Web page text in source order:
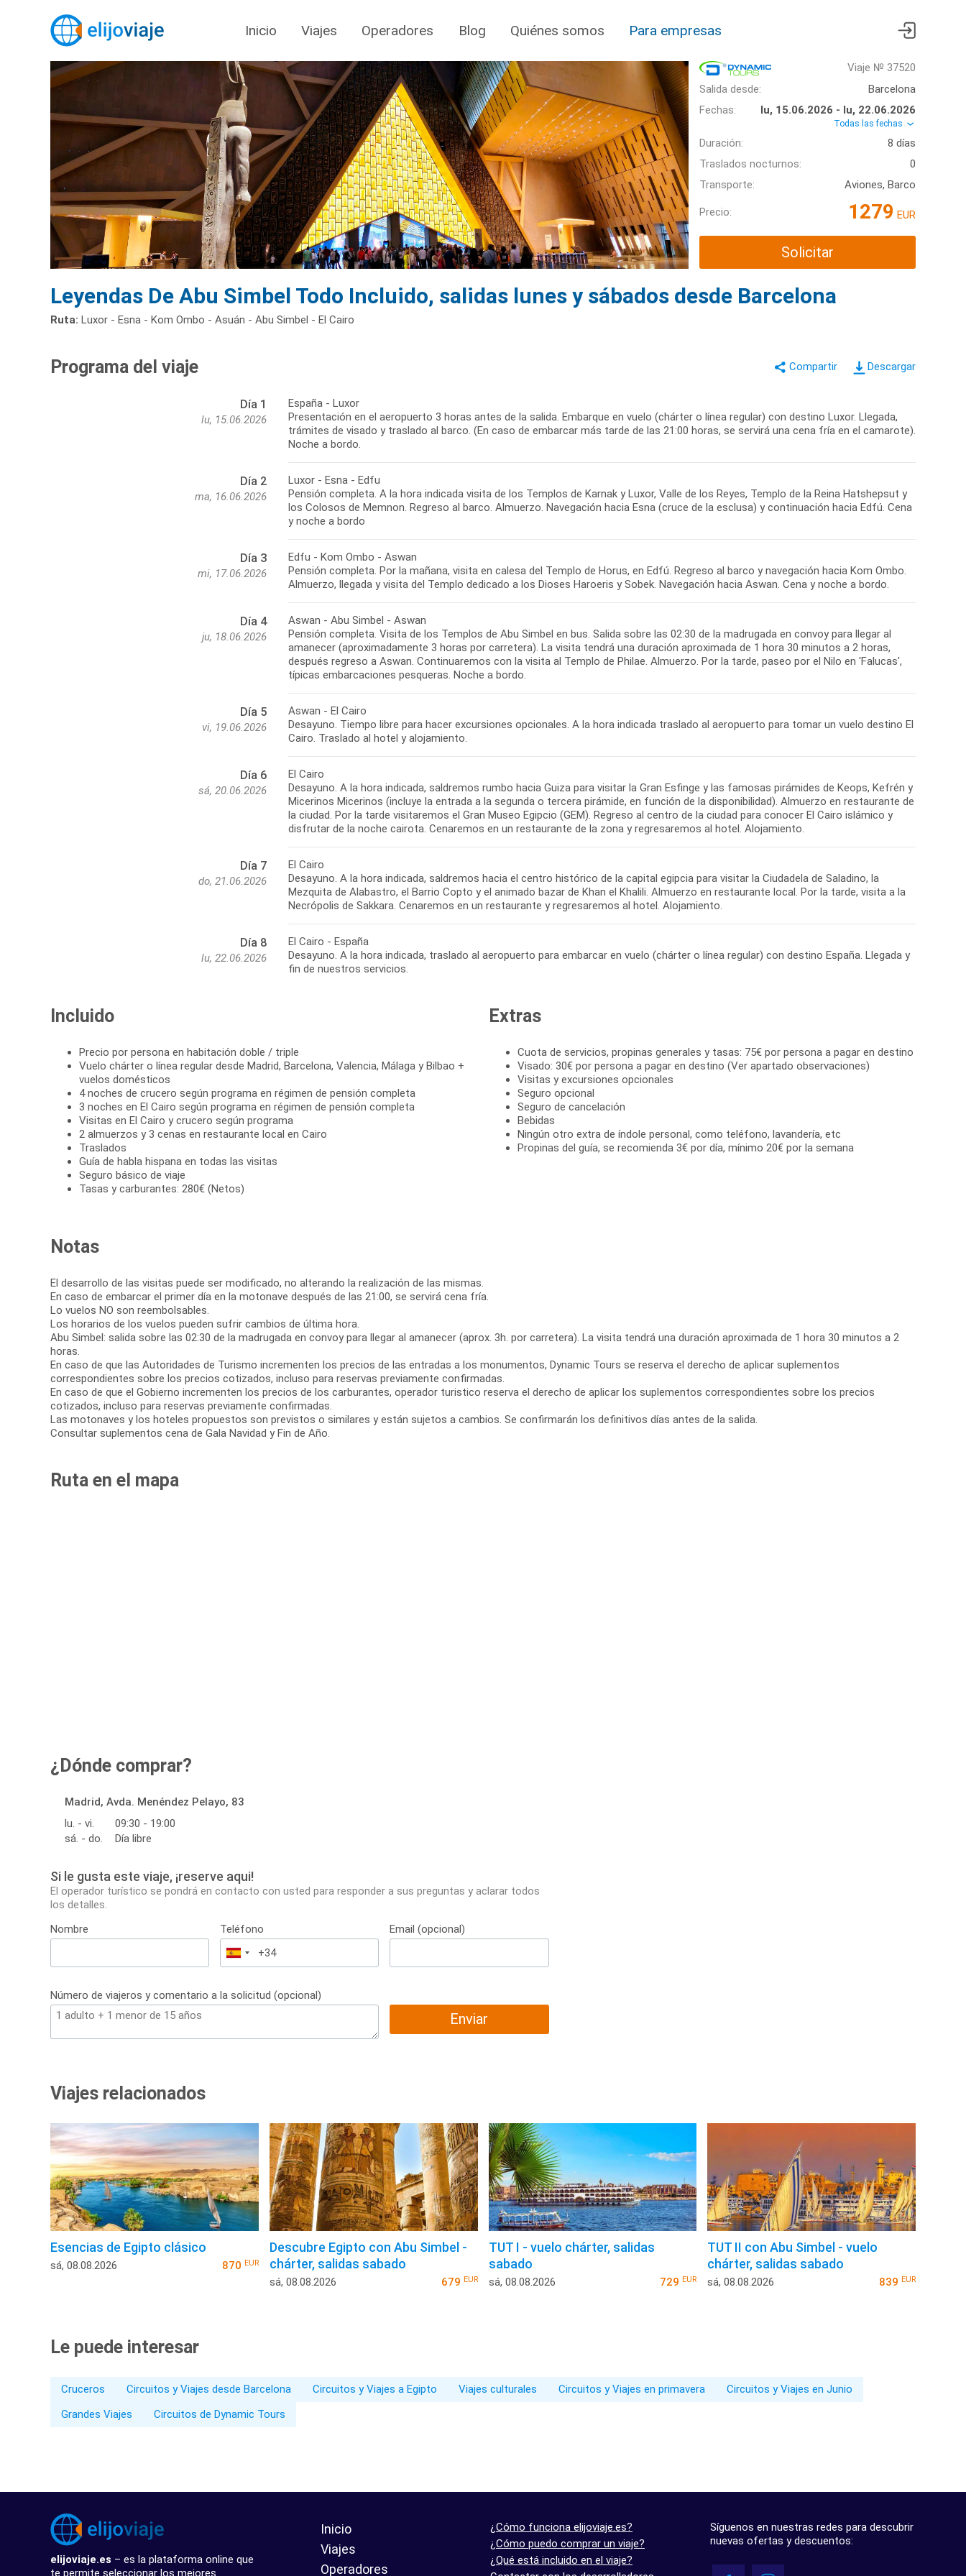
Inicio Viajes Operadores Blog Quiénes somos Para empresas
Viaje № 37520
Salida desde:
Barcelona
Fechas:
lu, 15.06.2026 - lu, 22.06.2026
Todas las fechas
Duración:
8 días
Traslados nocturnos:
0
Transporte:
Aviones, Barco
Precio: 1279 EUR
Solicitar
Leyendas De Abu Simbel Todo Incluido, salidas lunes y sábados desde Barcelona
Ruta: Luxor - Esna - Kom Ombo - Asuán - Abu Simbel - El Cairo
Descargar
Programa del viaje
Día 1
lu, 15.06.2026
España - Luxor
Presentación en el aeropuerto 3 horas antes de la salida. Embarque en vuelo (chárter o línea regular) con destino Luxor. Llegada,
trámites de visado y traslado al barco. (En caso de embarcar más tarde de las 21:00 horas, se servirá una cena fría en el camarote).
Noche a bordo.
Día 2
ma, 16.06.2026
Luxor - Esna - Edfu
Pensión completa. A la hora indicada visita de los Templos de Karnak y Luxor, Valle de los Reyes, Templo de la Reina Hatshepsut y
los Colosos de Memnon. Regreso al barco. Almuerzo. Navegación hacia Esna (cruce de la esclusa) y continuación hacia Edfú. Cena
y noche a bordo
Día 3
mi, 17.06.2026
Edfu - Kom Ombo - Aswan
Pensión completa. Por la mañana, visita en calesa del Templo de Horus, en Edfú. Regreso al barco y navegación hacia Kom Ombo.
Almuerzo, llegada y visita del Templo dedicado a los Dioses Haroeris y Sobek. Navegación hacia Aswan. Cena y noche a bordo.
Día 4
ju, 18.06.2026
Aswan - Abu Simbel - Aswan
Pensión completa. Visita de los Templos de Abu Simbel en bus. Salida sobre las 02:30 de la madrugada en convoy para llegar al
amanecer (aproximadamente 3 horas por carretera). La visita tendrá una duración aproximada de 1 hora 30 minutos a 2 horas,
después regreso a Aswan. Continuaremos con la visita al Templo de Philae. Almuerzo. Por la tarde, paseo por el Nilo en 'Falucas',
típicas embarcaciones pesqueras. Noche a bordo.
Día 5
vi, 19.06.2026
Aswan - El Cairo
Desayuno. Tiempo libre para hacer excursiones opcionales. A la hora indicada traslado al aeropuerto para tomar un vuelo destino El
Cairo. Traslado al hotel y alojamiento.
Día 6
sá, 20.06.2026
El Cairo
Desayuno. A la hora indicada, saldremos rumbo hacia Guiza para visitar la Gran Esfinge y las famosas pirámides de Keops, Kefrén y
Micerinos Micerinos (incluye la entrada a la segunda o tercera pirámide, en función de la disponibilidad). Almuerzo en restaurante de
la ciudad. Por la tarde visitaremos el Gran Museo Egipcio (GEM). Regreso al centro de la ciudad para conocer El Cairo islámico y
disfrutar de la noche cairota. Cenaremos en un restaurante de la zona y regresaremos al hotel. Alojamiento.
Día 7
do, 21.06.2026
El Cairo
Desayuno. A la hora indicada, saldremos hacia el centro histórico de la capital egipcia para visitar la Ciudadela de Saladino, la
Mezquita de Alabastro, el Barrio Copto y el animado bazar de Khan el Khalili. Almuerzo en restaurante local. Por la tarde, visita a la
Necrópolis de Sakkara. Cenaremos en un restaurante y regresaremos al hotel. Alojamiento.
Día 8
lu, 22.06.2026
El Cairo - España
Desayuno. A la hora indicada, traslado al aeropuerto para embarcar en vuelo (chárter o línea regular) con destino España. Llegada y
fin de nuestros servicios.
Incluido
Precio por persona en habitación doble / triple
Vuelo chárter o línea regular desde Madrid, Barcelona, Valencia, Málaga y Bilbao +
vuelos domésticos
4 noches de crucero según programa en régimen de pensión completa
3 noches en El Cairo según programa en régimen de pensión completa
Visitas en El Cairo y crucero según programa
2 almuerzos y 3 cenas en restaurante local en Cairo
Traslados
Guía de habla hispana en todas las visitas
Seguro básico de viaje
Tasas y carburantes: 280€ (Netos)
Extras
Cuota de servicios, propinas generales y tasas: 75€ por persona a pagar en destino
Visado: 30€ por persona a pagar en destino (Ver apartado observaciones)
Visitas y excursiones opcionales
Seguro opcional
Seguro de cancelación
Bebidas
Ningún otro extra de índole personal, como teléfono, lavandería, etc
Propinas del guía, se recomienda 3€ por día, mínimo 20€ por la semana
Notas
El desarrollo de las visitas puede ser modificado, no alterando la realización de las mismas.
En caso de embarcar el primer día en la motonave después de las 21:00, se servirá cena fría.
Lo vuelos NO son reembolsables.
Los horarios de los vuelos pueden sufrir cambios de última hora.
Abu Simbel: salida sobre las 02:30 de la madrugada en convoy para llegar al amanecer (aprox. 3h. por carretera). La visita tendrá una duración aproximada de 1 hora 30 minutos a 2
horas.
En caso de que las Autoridades de Turismo incrementen los precios de las entradas a los monumentos, Dynamic Tours se reserva el derecho de aplicar suplementos
correspondientes sobre los precios cotizados, incluso para reservas previamente confirmadas.
En caso de que el Gobierno incrementen los precios de los carburantes, operador turistico reserva el derecho de aplicar los suplementos correspondientes sobre los precios
cotizados, incluso para reservas previamente confirmadas.
Las motonaves y los hoteles propuestos son previstos o similares y están sujetos a cambios. Se confirmarán los definitivos días antes de la salida.
Consultar suplementos cena de Gala Navidad y Fin de Año.
Ruta en el mapa
¿Dónde comprar?
Madrid, Avda. Menéndez Pelayo, 83
lu. - vi.
09:30 - 19:00
sá. - do.
Día libre
Si le gusta este viaje, ¡reserve aqui!
El operador turístico se pondrá en contacto con usted para responder a sus preguntas y aclarar todos
los detalles.
Nombre
Teléfono
España
+34
Email (opcional)
Número de viajeros y comentario a la solicitud (opcional)
Enviar
Viajes relacionados
Esencias de Egipto clásico
sá, 08.08.2026 870 EUR
Descubre Egipto con Abu Simbel -
chárter, salidas sabado
sá, 08.08.2026 679 EUR
TUT I - vuelo chárter, salidas
sabado
sá, 08.08.2026 729EUR
TUT II con Abu Simbel - vuelo
chárter, salidas sabado
sá, 08.08.2026 839 EUR
Le puede interesar
Cruceros Circuitos y Viajes desde Barcelona Circuitos y Viajes a Egipto Viajes culturales Circuitos y Viajes en primavera
Circuitos y Viajes en Junio
Grandes Viajes
Circuitos de Dynamic Tours
elijoviaje.es – es la plataforma online que
te permite seleccionar los mejores
Inicio
Viajes
Operadores
¿Cómo funciona elijoviaje.es?
¿Cómo puedo comprar un viaje?
¿Qué está incluido en el viaje?
Síguenos en nuestras redes para descubrir
nuevas ofertas y descuentos: